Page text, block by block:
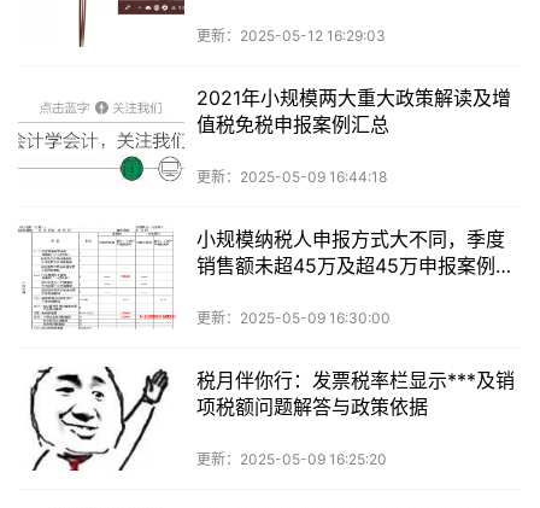
更新：2025-05-12 16:29:03
2021年小规模两大重大政策解读及增
值税免税申报案例汇总
更新：2025-05-09 16:44:18
小规模纳税人申报方式大不同，季度
销售额未超45万及超45万申报案例解
更新：2025-05-09 16:30:00
税月伴你行：发票税率栏显示***及销
项税额问题解答与政策依据
更新：2025-05-09 16:25:20